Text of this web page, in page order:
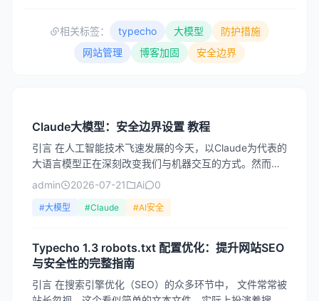
相关标签： typecho 大模型
防护措施
网站管理
博客加固 安全边界
Claude大模型：安全边界设置 教程
引言 在人工智能技术飞速发展的今天，以Claude为代表的
大语言模型正在深刻改变我们与机器交互的方式。然而，
随着这些模型能力的不断增强，如何确保它们的安全性和
admin 2026-07-21 Ai 0
#大模型 #Claude #AI安全
Typecho 1.3 robots.txt 配置优化：提升网站SEO
与安全性的完整指南
引言 在搜索引擎优化（SEO）的众多环节中， 文件常常被